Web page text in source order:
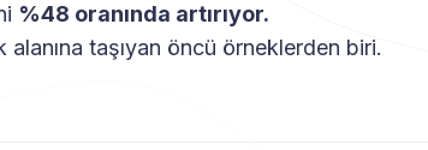
%48 oranında artırıyor.
taşıyan öncü örneklerden biri.